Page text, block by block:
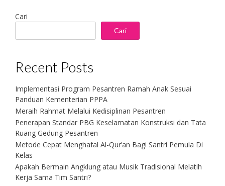
Cari
Cari
Recent Posts
Implementasi Program Pesantren Ramah Anak Sesuai
Panduan Kementerian PPPA
Meraih Rahmat Melalui Kedisiplinan Pesantren
Penerapan Standar PBG Keselamatan Konstruksi dan Tata
Ruang Gedung Pesantren
Metode Cepat Menghafal Al-Qur’an Bagi Santri Pemula Di
Kelas
Apakah Bermain Angklung atau Musik Tradisional Melatih
Kerja Sama Tim Santri?